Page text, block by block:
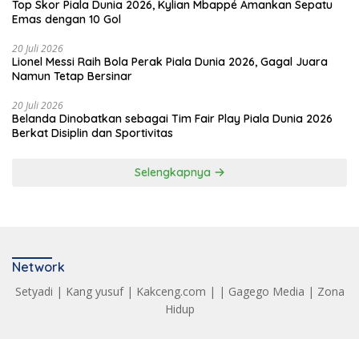
Top Skor Piala Dunia 2026, Kylian Mbappé Amankan Sepatu
Emas dengan 10 Gol
20 Juli 2026
Lionel Messi Raih Bola Perak Piala Dunia 2026, Gagal Juara
Namun Tetap Bersinar
20 Juli 2026
Belanda Dinobatkan sebagai Tim Fair Play Piala Dunia 2026
Berkat Disiplin dan Sportivitas
Selengkapnya
Network
Setyadi | Kang yusuf| Kakceng.com | | Gagego Media | Zona
Hidup